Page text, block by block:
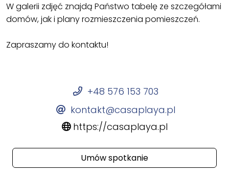
W galerii zdjęć znajdą Państwo tabelę ze szczegółami
domów, jak i plany rozmieszczenia pomieszczeń.
Zapraszamy do kontaktu!
+48 576 153 703
kontakt@casaplaya.pl
https://casaplaya.pl
Umów spotkanie